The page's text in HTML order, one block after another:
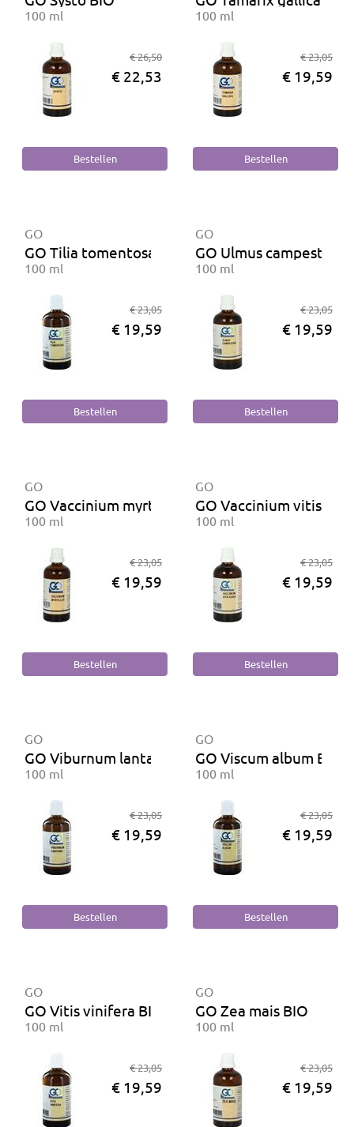
100 ml
€ 26,50
€ 22,53
100 ml
€ 23,05
€ 19,59
GO
GO Tilia tomentosa BIO
100 ml
€ 23,05
€ 19,59
GO
GO Ulmus campestris
100 ml
€ 23,05
€ 19,59
GO
GO Vaccinium myrtillus BIO
100 ml
€ 23,05
€ 19,59
GO
GO Vaccinium vitis
100 ml
€ 23,05
€ 19,59
GO
GO Viburnum lantana BIO
100 ml
€ 23,05
€ 19,59
GO
GO Viscum album BIO
100 ml
€ 23,05
€ 19,59
GO
GO Vitis vinifera BIO
100 ml
€ 23,05
€ 19,59
GO
GO Zea mais BIO
100 ml
€ 23,05
€ 19,59